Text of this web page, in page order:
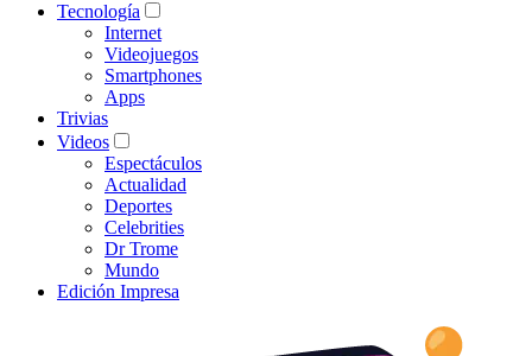
Tecnología
Internet
Videojuegos
Smartphones
Apps
Trivias
Videos
Espectáculos
Actualidad
Deportes
Celebrities
Dr Trome
Mundo
Edición Impresa